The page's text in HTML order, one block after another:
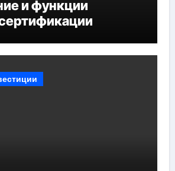
и функции